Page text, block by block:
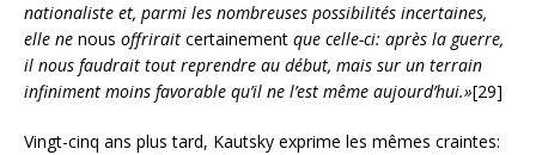
nationaliste et, parmi les nombreuses possibilités incertaines,
elle ne nous offrirait certainement que celle-ci: après la guerre,
il nous faudrait tout reprendre au début, mais sur un terrain
infiniment moins favorable qu’il ne l’est même aujourd’hui.»[29]
Vingt-cinq ans plus tard, Kautsky exprime les mêmes craintes: